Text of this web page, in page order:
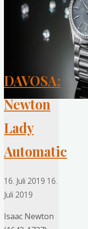
DAVOSA:
Newton
Lady
Automatic
16. Juli 2019 16.
Juli 2019
Isaac Newton